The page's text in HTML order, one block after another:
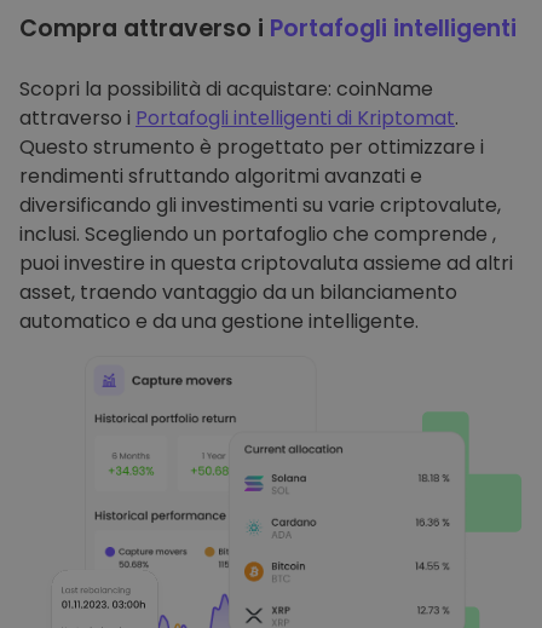
Compra attraverso i Portafogli intelligenti
Scopri la possibilità di acquistare: coinName
attraverso i Portafogli intelligenti di Kriptomat.
Questo strumento è progettato per ottimizzare i
rendimenti sfruttando algoritmi avanzati e
diversificando gli investimenti su varie criptovalute,
inclusi. Scegliendo un portafoglio che comprende ,
puoi investire in questa criptovaluta assieme ad altri
asset, traendo vantaggio da un bilanciamento
automatico e da una gestione intelligente.